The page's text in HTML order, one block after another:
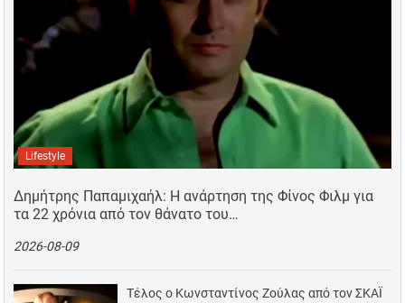
Lifestyle
Δημήτρης Παπαμιχαήλ: Η ανάρτηση της Φίνος Φιλμ για
τα 22 χρόνια από τον θάνατο του…
2026-08-09
Τέλος ο Κωνσταντίνος Ζούλας από τον ΣΚΑΪ